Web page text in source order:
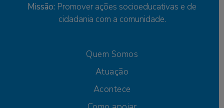
Missão: Promover ações socioeducativas e de
cidadania com a comunidade.
Quem Somos
Atuação
Acontece